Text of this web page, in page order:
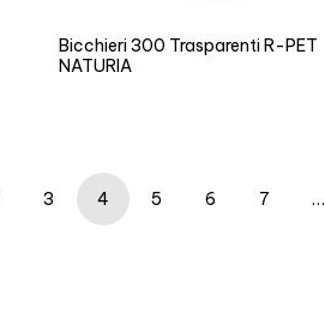
Bicchieri 300 Trasparenti R-PET
NATURIA
3 4 5 6 7 …